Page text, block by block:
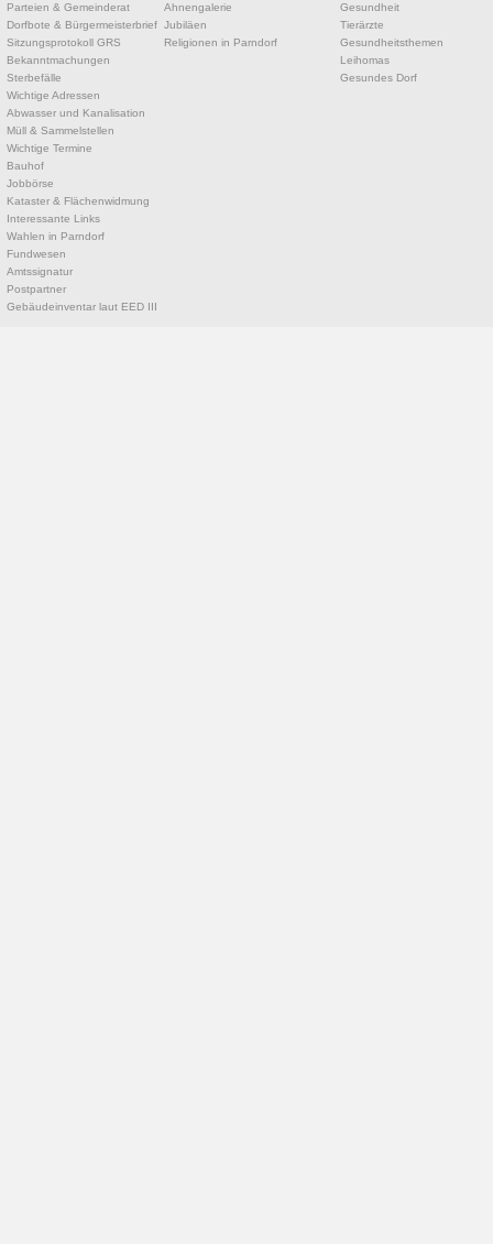
Parteien & Gemeinderat
Dorfbote & Bürgermeisterbrief
Sitzungsprotokoll GRS
Bekanntmachungen
Sterbefälle
Wichtige Adressen
Abwasser und Kanalisation
Müll & Sammelstellen
Wichtige Termine
Bauhof
Jobbörse
Kataster & Flächenwidmung
Interessante Links
Wahlen in Parndorf
Fundwesen
Amtssignatur
Postpartner
Gebäudeinventar laut EED III
Ahnengalerie
Jubiläen
Religionen in Parndorf
Gesundheit
Tierärzte
Gesundheitsthemen
Leihomas
Gesundes Dorf